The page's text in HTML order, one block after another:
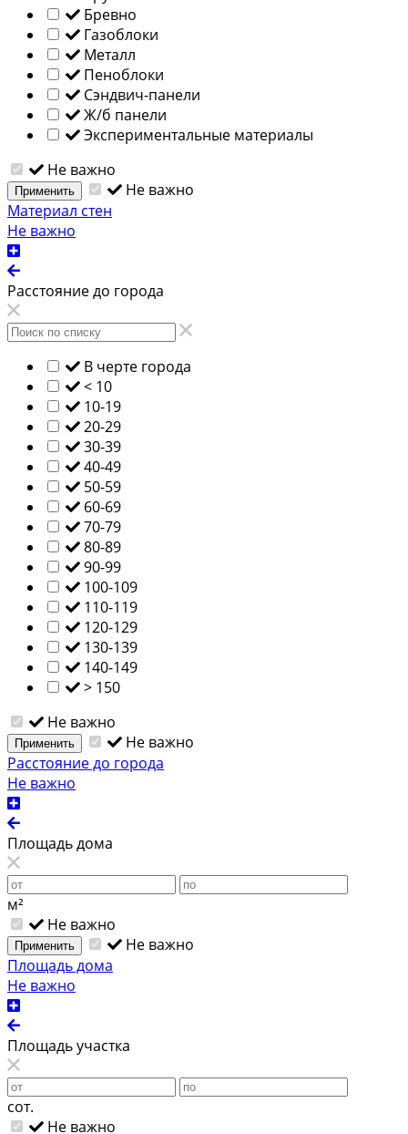
Бревно
Газоблоки
Металл
Пеноблоки
Сэндвич-панели
Ж/б панели
Экспериментальные материалы
Не важно
Применить
Не важно
Материал стен
Не важно
Расстояние до города
В черте города
< 10
10-19
20-29
30-39
40-49
50-59
60-69
70-79
80-89
90-99
100-109
110-119
120-129
130-139
140-149
> 150
Не важно
Применить
Не важно
Расстояние до города
Не важно
Площадь дома
м²
Не важно
Применить
Не важно
Площадь дома
Не важно
Площадь участка
сот.
Не важно